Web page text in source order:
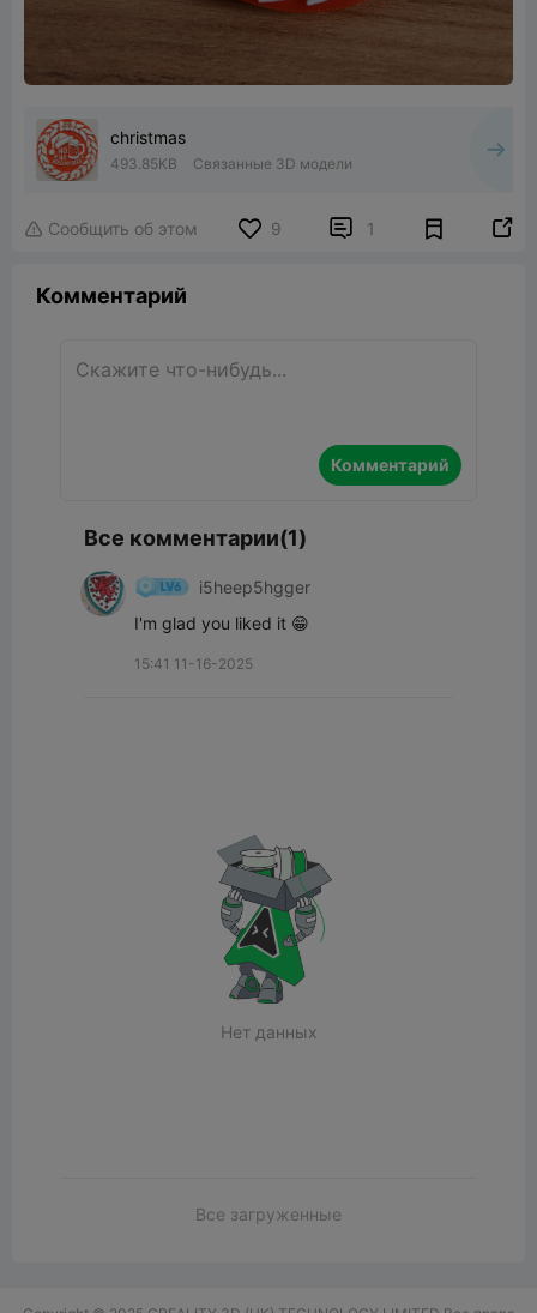
christmas
493.85KB Связанные 3D модели
 Сообщить об этом 9  1 
Комментарий
Комментарий
Все комментарии(1)
i5heep5hgger
I'm glad you liked it 😁
15:41 11-16-2025
Нет данных
Все загруженные